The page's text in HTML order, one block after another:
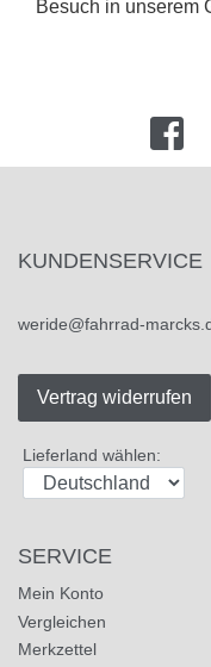
Besuch in unserem
KUNDENSERVICE
weride@fahrrad-
Vertrag widerrufen
Lieferland wählen:
SERVICE
Mein Konto
Vergleichen
Merkzettel